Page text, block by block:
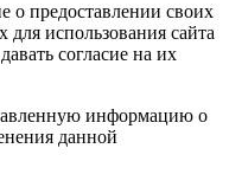
о предоставлении своих
использования сайта
согласие на их
информацию о
данной